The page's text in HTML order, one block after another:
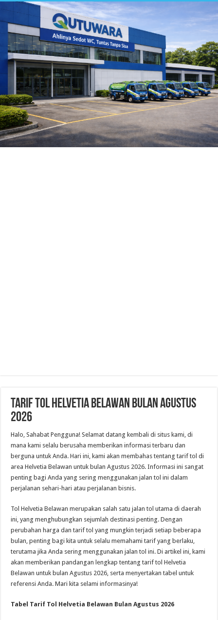
Tarif Tol Helvetia Belawan Bulan Agustus
2026
Halo, Sahabat Pengguna! Selamat datang kembali di situs kami, di
mana kami selalu berusaha memberikan informasi terbaru dan
berguna untuk Anda. Hari ini, kami akan membahas tentang tarif tol di
area Helvetia Belawan untuk bulan Agustus 2026. Informasi ini sangat
penting bagi Anda yang sering menggunakan jalan tol ini dalam
perjalanan sehari-hari atau perjalanan bisnis.
Tol Helvetia Belawan merupakan salah satu jalan tol utama di daerah
ini, yang menghubungkan sejumlah destinasi penting. Dengan
perubahan harga dan tarif tol yang mungkin terjadi setiap beberapa
bulan, penting bagi kita untuk selalu memahami tarif yang berlaku,
terutama jika Anda sering menggunakan jalan tol ini. Di artikel ini, kami
akan memberikan pandangan lengkap tentang tarif tol Helvetia
Belawan untuk bulan Agustus 2026, serta menyertakan tabel untuk
referensi Anda. Mari kita selami informasinya!
Tabel Tarif Tol Helvetia Belawan Bulan Agustus 2026